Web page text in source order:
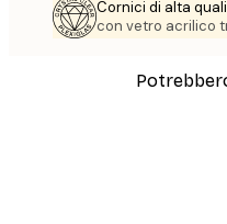
Cornici di alta
con vetro acrilico